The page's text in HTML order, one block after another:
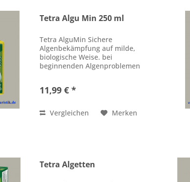
Tetra Algu Min 250 ml
Tetra AlguMin Sichere
Algenbekämpfung auf milde,
biologische Weise. bei
beginnenden Algenproblemen
häufig auftretenden Algenarten
Anti-Algen Wirkstoff...
11,99 € *
Vergleichen Merken
Tetra Algetten